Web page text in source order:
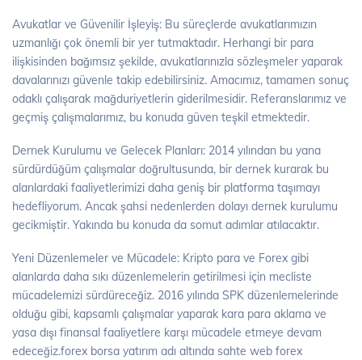
Avukatlar ve Güvenilir İşleyiş: Bu süreçlerde avukatlarımızın
uzmanlığı çok önemli bir yer tutmaktadır. Herhangi bir para
ilişkisinden bağımsız şekilde, avukatlarınızla sözleşmeler yaparak
davalarınızı güvenle takip edebilirsiniz. Amacımız, tamamen sonuç
odaklı çalışarak mağduriyetlerin giderilmesidir. Referanslarımız ve
geçmiş çalışmalarımız, bu konuda güven teşkil etmektedir.
Dernek Kurulumu ve Gelecek Planları: 2014 yılından bu yana
sürdürdüğüm çalışmalar doğrultusunda, bir dernek kurarak bu
alanlardaki faaliyetlerimizi daha geniş bir platforma taşımayı
hedefliyorum. Ancak şahsi nedenlerden dolayı dernek kurulumu
gecikmiştir. Yakında bu konuda da somut adımlar atılacaktır.
Yeni Düzenlemeler ve Mücadele: Kripto para ve Forex gibi
alanlarda daha sıkı düzenlemelerin getirilmesi için mecliste
mücadelemizi sürdüreceğiz. 2016 yılında SPK düzenlemelerinde
olduğu gibi, kapsamlı çalışmalar yaparak kara para aklama ve
yasa dışı finansal faaliyetlere karşı mücadele etmeye devam
edeceğiz.forex borsa yatırım adı altında sahte web forex